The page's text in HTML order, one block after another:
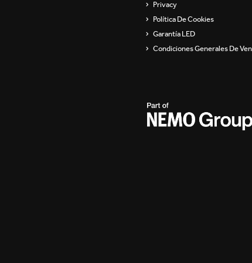
Privacy
Política De Cookies
Garantía LED
Condiciones Generales De